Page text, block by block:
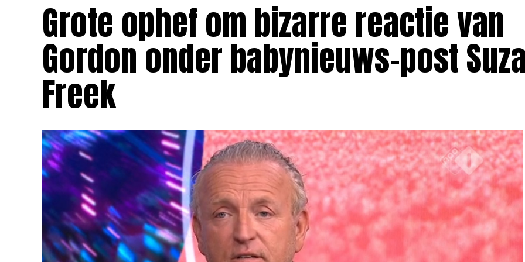
Grote ophef om bizarre reactie van
Gordon onder babynieuws-post
Freek